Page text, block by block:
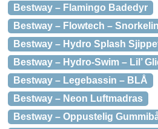
Bestway – Flamingo Badedyr
Bestway – Flowtech –
Bestway – Hydro Splash
Bestway – Hydro-Swim – Lil’
Bestway – Legebassin – BLÅ
Bestway – Neon Luftmadras
Bestway – Oppustelig